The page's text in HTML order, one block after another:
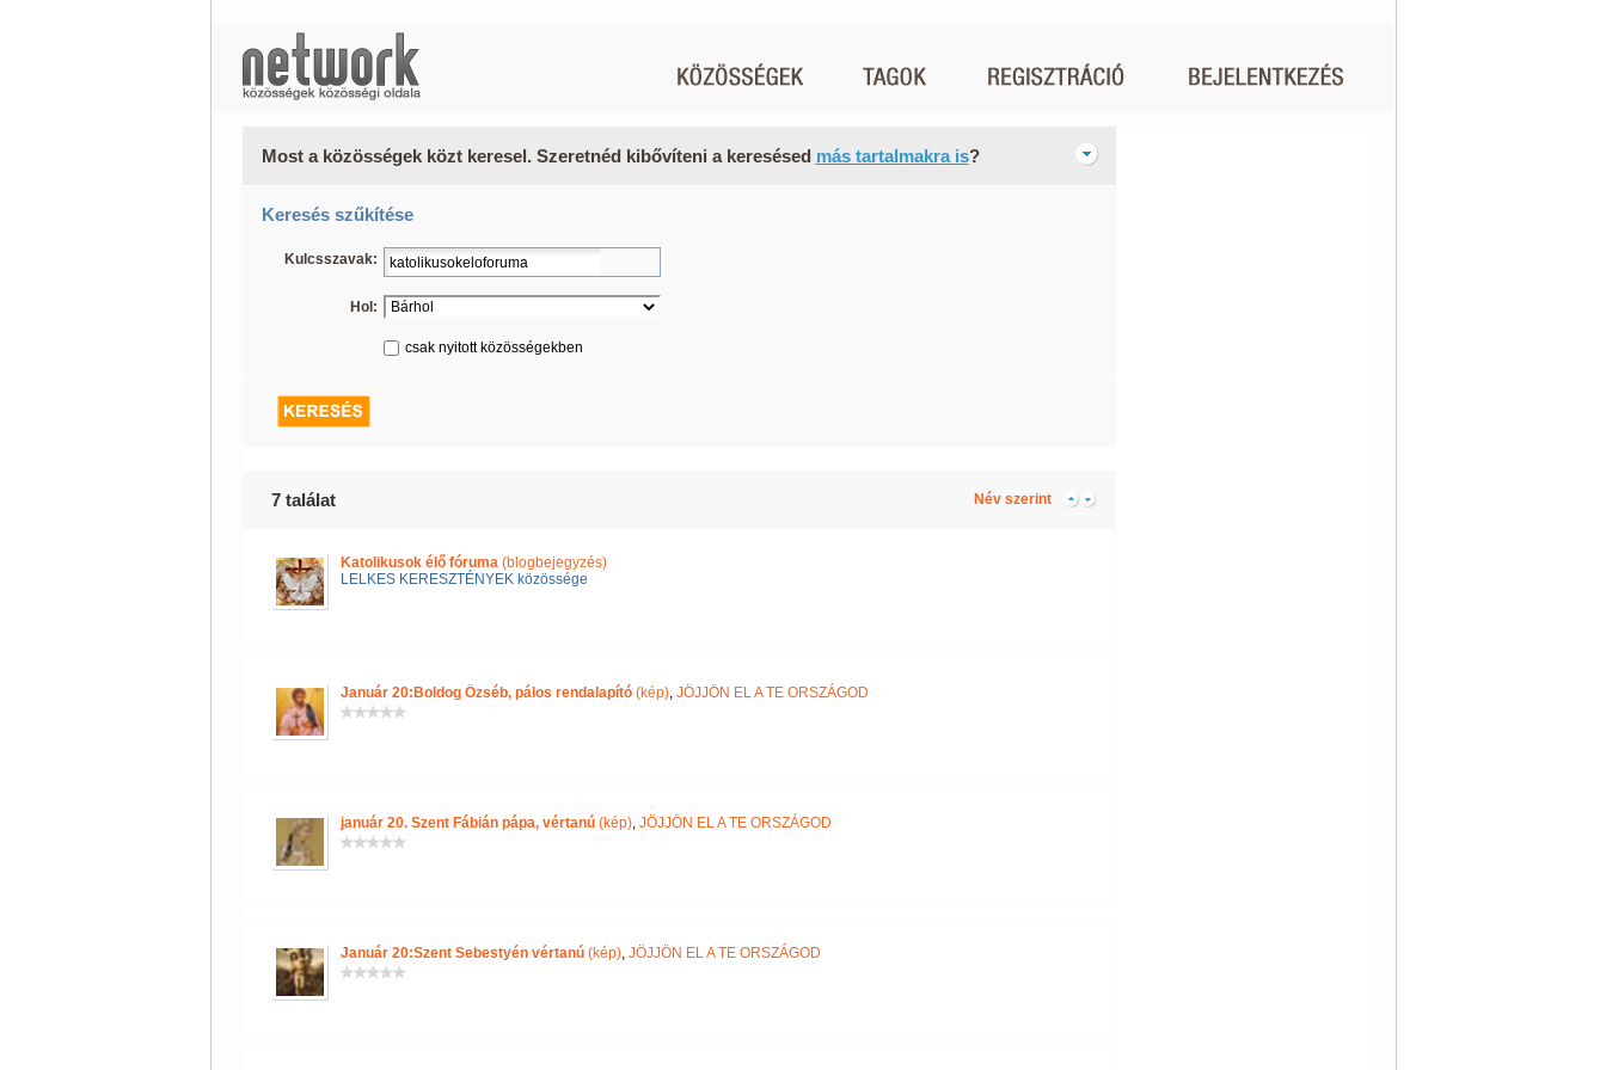
Most a közösségek közt keresel. Szeretnéd kibővíteni a keresésed más tartalmakra is?
Keresés szűkítése
Kulcsszavak:
Hol:
csak nyitott közösségekben
7 találat Név szerint
Katolikusok élő fóruma(blogbejegyzés)
LELKES KERESZTÉNYEK közössége
Január 20:Boldog Özséb, pálos rendalapító(kép), JÖJJÖN EL A TE ORSZÁGOD
január 20. Szent Fábián pápa, vértanú(kép), JÖJJÖN EL A TE ORSZÁGOD
Január 20:Szent Sebestyén vértanú(kép), JÖJJÖN EL A TE ORSZÁGOD